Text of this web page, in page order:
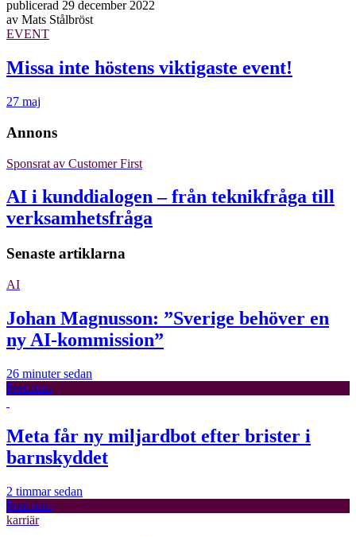
publicerad 29 december 2022
av Mats Stålbröst
EVENT
Missa inte höstens viktigaste event!
27 maj
Annons
Sponsrat av Customer First
AI i kunddialogen – från teknikfråga till
verksamhetsfråga
Senaste artiklarna
AI
Johan Magnusson: ”Sverige behöver en
ny AI-kommission”
26 minuter sedan
Premium
Meta får ny miljardbot efter brister i
barnskyddet
2 timmar sedan
Premium
karriär